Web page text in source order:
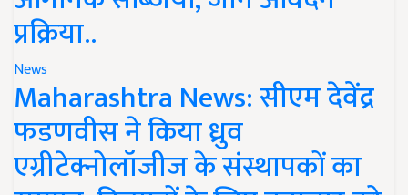
प्रक्रिया..
News
Maharashtra News: सीएम देवेंद्र
फडणवीस ने किया ध्रुव
एग्रीटेक्नोलॉजीज के संस्थापकों का